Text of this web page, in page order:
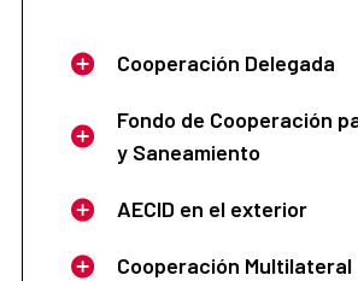
Cooperación Delegada
Fondo de Cooperación
y Saneamiento
AECID en el exterior
Cooperación Multilateral